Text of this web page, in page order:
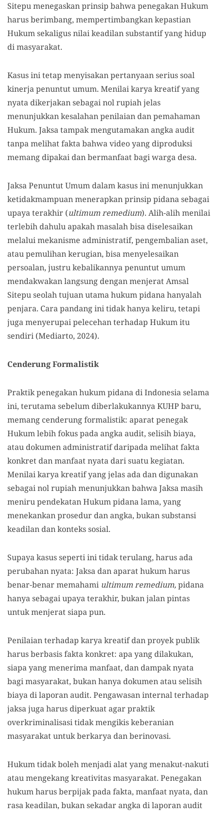
Sitepu menegaskan prinsip bahwa penegakan Hukum
harus berimbang, mempertimbangkan kepastian
Hukum sekaligus nilai keadilan substantif yang hidup
di masyarakat.
Kasus ini tetap menyisakan pertanyaan serius soal
kinerja penuntut umum. Menilai karya kreatif yang
nyata dikerjakan sebagai nol rupiah jelas
menunjukkan kesalahan penilaian dan pemahaman
Hukum. Jaksa tampak mengutamakan angka audit
tanpa melihat fakta bahwa video yang diproduksi
memang dipakai dan bermanfaat bagi warga desa.
Jaksa Penuntut Umum dalam kasus ini menunjukkan
ketidakmampuan menerapkan prinsip pidana sebagai
upaya terakhir (ultimum remedium). Alih-alih menilai
terlebih dahulu apakah masalah bisa diselesaikan
melalui mekanisme administratif, pengembalian aset,
atau pemulihan kerugian, bisa menyelesaikan
persoalan, justru kebalikannya penuntut umum
mendakwakan langsung dengan menjerat Amsal
Sitepu seolah tujuan utama hukum pidana hanyalah
penjara. Cara pandang ini tidak hanya keliru, tetapi
juga menyerupai pelecehan terhadap Hukum itu
sendiri (Mediarto, 2024).
Cenderung Formalistik
Praktik penegakan hukum pidana di Indonesia selama
ini, terutama sebelum diberlakukannya KUHP baru,
memang cenderung formalistik: aparat penegak
Hukum lebih fokus pada angka audit, selisih biaya,
atau dokumen administratif daripada melihat fakta
konkret dan manfaat nyata dari suatu kegiatan.
Menilai karya kreatif yang jelas ada dan digunakan
sebagai nol rupiah menunjukkan bahwa Jaksa masih
meniru pendekatan Hukum pidana lama, yang
menekankan prosedur dan angka, bukan substansi
keadilan dan konteks sosial.
Supaya kasus seperti ini tidak terulang, harus ada
perubahan nyata: Jaksa dan aparat hukum harus
benar-benar memahami ultimum remedium,pidana
hanya sebagai upaya terakhir, bukan jalan pintas
untuk menjerat siapa pun.
Penilaian terhadap karya kreatif dan proyek publik
harus berbasis fakta konkret: apa yang dilakukan,
siapa yang menerima manfaat, dan dampak nyata
bagi masyarakat, bukan hanya dokumen atau selisih
biaya di laporan audit. Pengawasan internal terhadap
jaksa juga harus diperkuat agar praktik
overkriminalisasi tidak mengikis keberanian
masyarakat untuk berkarya dan berinovasi.
Hukum tidak boleh menjadi alat yang menakut-nakuti
atau mengekang kreativitas masyarakat. Penegakan
hukum harus berpijak pada fakta, manfaat nyata, dan
rasa keadilan, bukan sekadar angka di laporan audit